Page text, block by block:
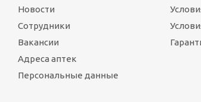
Новости
Сотрудники
Вакансии
Адреса аптек
Персональные данные